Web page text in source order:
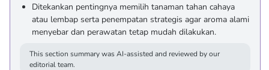
Ditekankan pentingnya memilih tanaman tahan cahaya
atau lembap serta penempatan strategis agar aroma alami
menyebar dan perawatan tetap mudah dilakukan.
This section summary was AI-assisted and reviewed by our
editorial team.